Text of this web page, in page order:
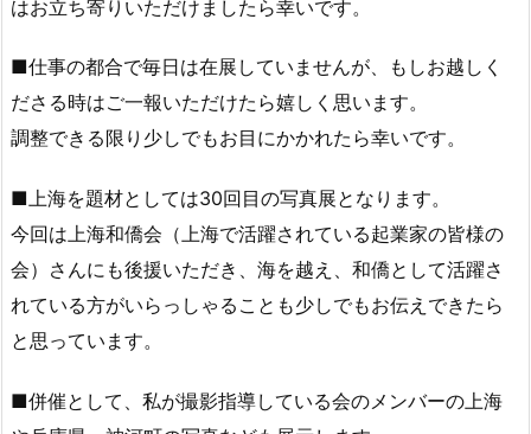
はお立ち寄りいただけましたら幸いです。
■仕事の都合で毎日は在展していませんが、もしお越しく
ださる時はご一報いただけたら嬉しく思います。
調整できる限り少しでもお目にかかれたら幸いです。
■上海を題材としては30回目の写真展となります。
今回は上海和僑会（上海で活躍されている起業家の皆様の
会）さんにも後援いただき、海を越え、和僑として活躍さ
れている方がいらっしゃることも少しでもお伝えできたら
と思っています。
■併催として、私が撮影指導している会のメンバーの上海